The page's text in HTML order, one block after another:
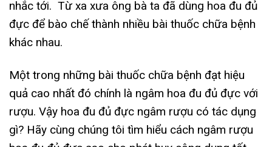
nhắc tới. Từ xa xưa ông bà ta đã dùng hoa đu đủ
đực để bào chế thành nhiều bài thuốc chữa bệnh
khác nhau.
Một trong những bài thuốc chữa bệnh đạt hiệu
quả cao nhất đó chính là ngâm hoa đu đủ đực với
rượu. Vậy hoa đu đủ đực ngâm rượu có tác dụng
gì? Hãy cùng chúng tôi tìm hiểu cách ngâm rượu